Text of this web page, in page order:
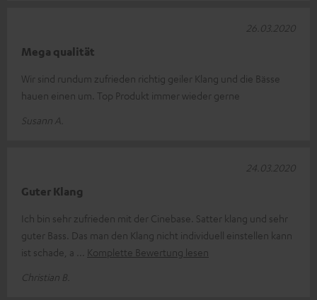
Mega qualität
Wir sind rundum zufrieden richtig geiler Klang und die Bässe
hauen einen um. Top Produkt immer wieder gerne
Susann A.
26.03.2020
Guter Klang
Ich bin sehr zufrieden mit der Cinebase. Satter klang und sehr
guter Bass. Das man den Klang nicht individuell einstellen kann
ist schade, a
Komplette Bewertung lesen
Christian B.
24.03.2020